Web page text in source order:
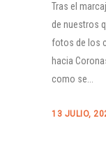
Tras el
de nuestros
fotos de los
hacia
como se...
13 JULIO,